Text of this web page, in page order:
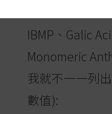
IBMP、Galic
Monomeric
我就不一一列
數值):